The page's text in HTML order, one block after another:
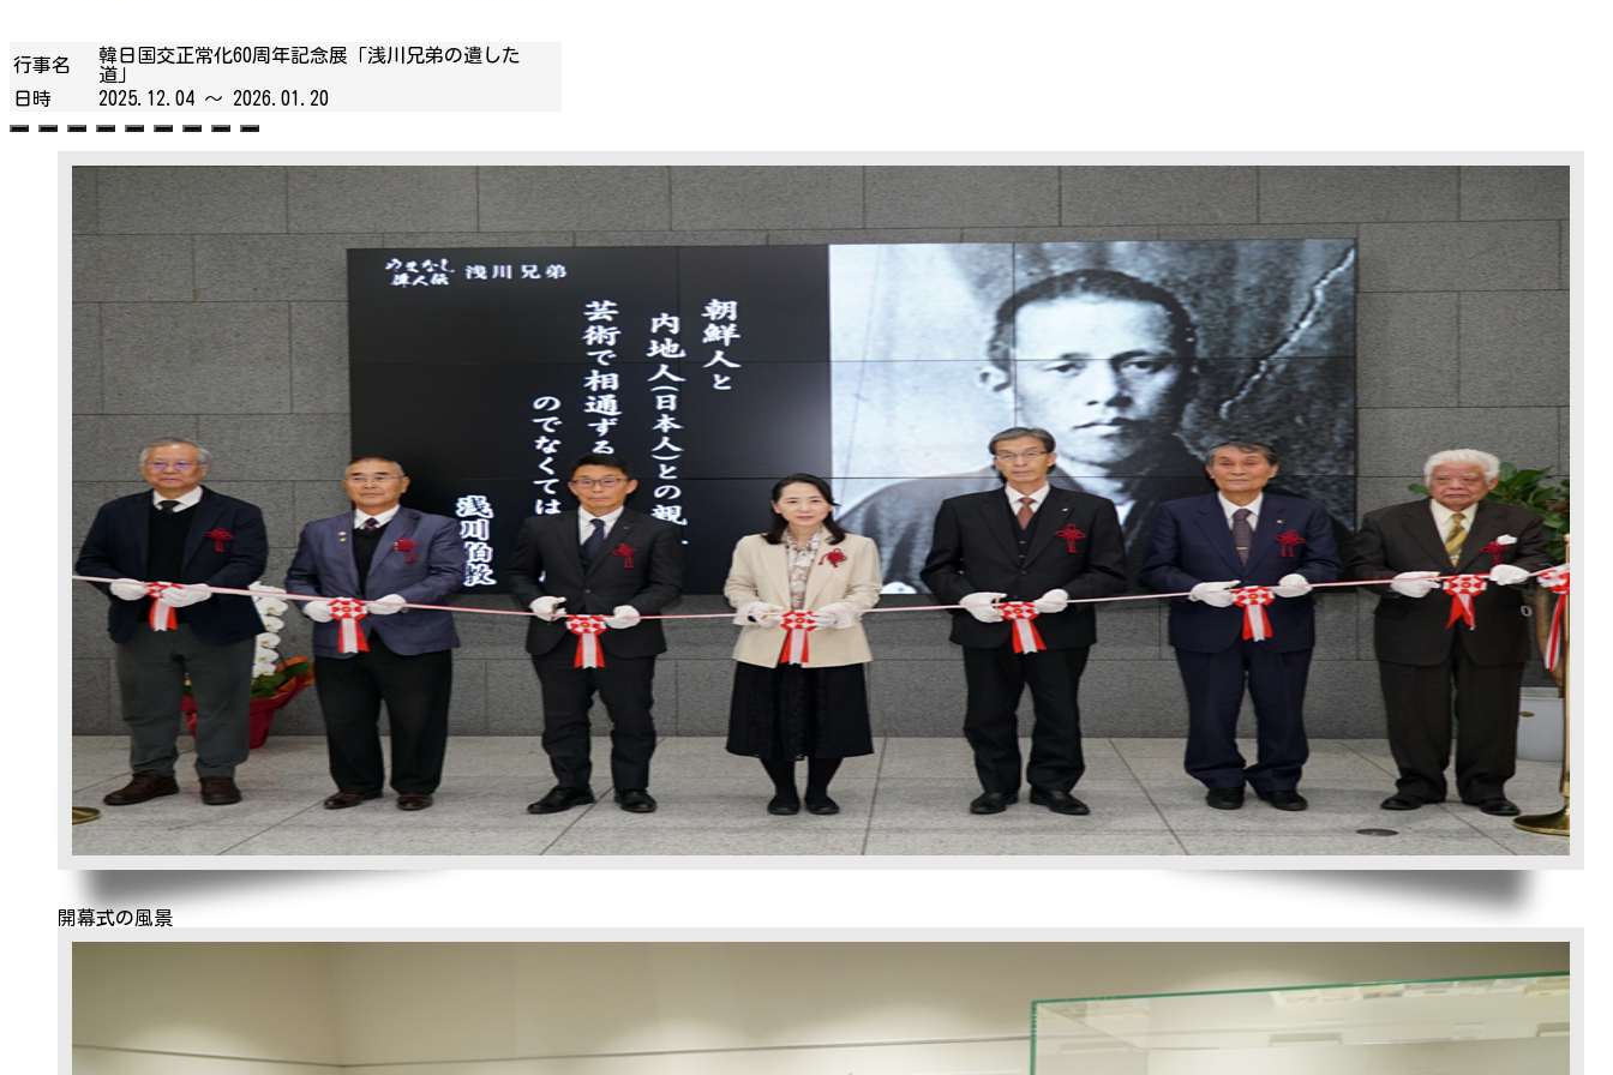
行事名
韓日国交正常化60周年記念展「浅川兄弟の遺した
道」
日時
2025.12.04 ～ 2026.01.20
開幕式の風景